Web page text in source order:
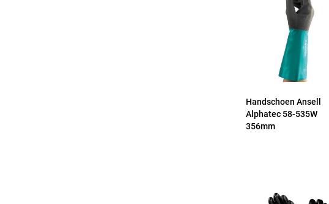
Handschoen Ansell
Alphatec 58-535W
356mm